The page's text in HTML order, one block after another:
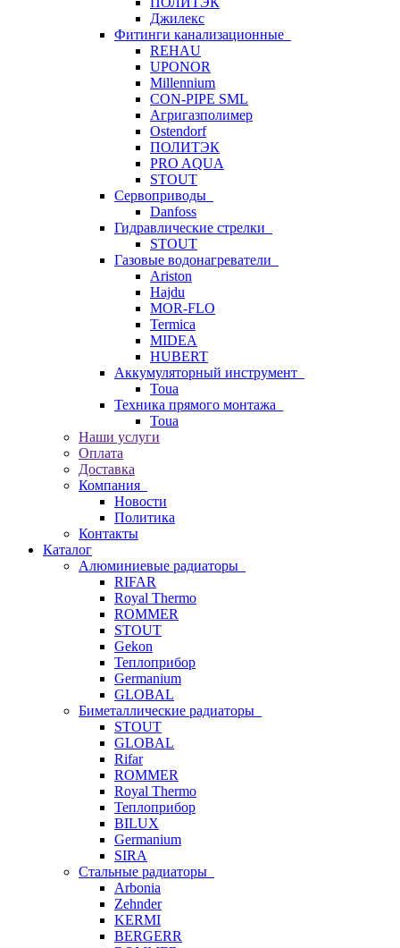
Джилекс
Фитинги канализационные
REHAU
UPONOR
Millennium
CON-PIPE SML
Агригазполимер
Ostendorf
ПОЛИТЭК
PRO AQUA
STOUT
Сервоприводы
Danfoss
Гидравлические стрелки
STOUT
Газовые водонагреватели
Ariston
Hajdu
MOR-FLO
Termica
MIDEA
HUBERT
Аккумуляторный инструмент
Toua
Техника прямого монтажа
Toua
Наши услуги
Оплата
Доставка
Компания
Новости
Политика
Контакты
Каталог
Алюминиевые радиаторы
RIFAR
Royal Thermo
ROMMER
STOUT
Gekon
Теплоприбор
Germanium
GLOBAL
Биметаллические радиаторы
STOUT
GLOBAL
Rifar
ROMMER
Royal Thermo
Теплоприбор
BILUX
Germanium
SIRA
Стальные радиаторы
Arbonia
Zehnder
KERMI
BERGERR